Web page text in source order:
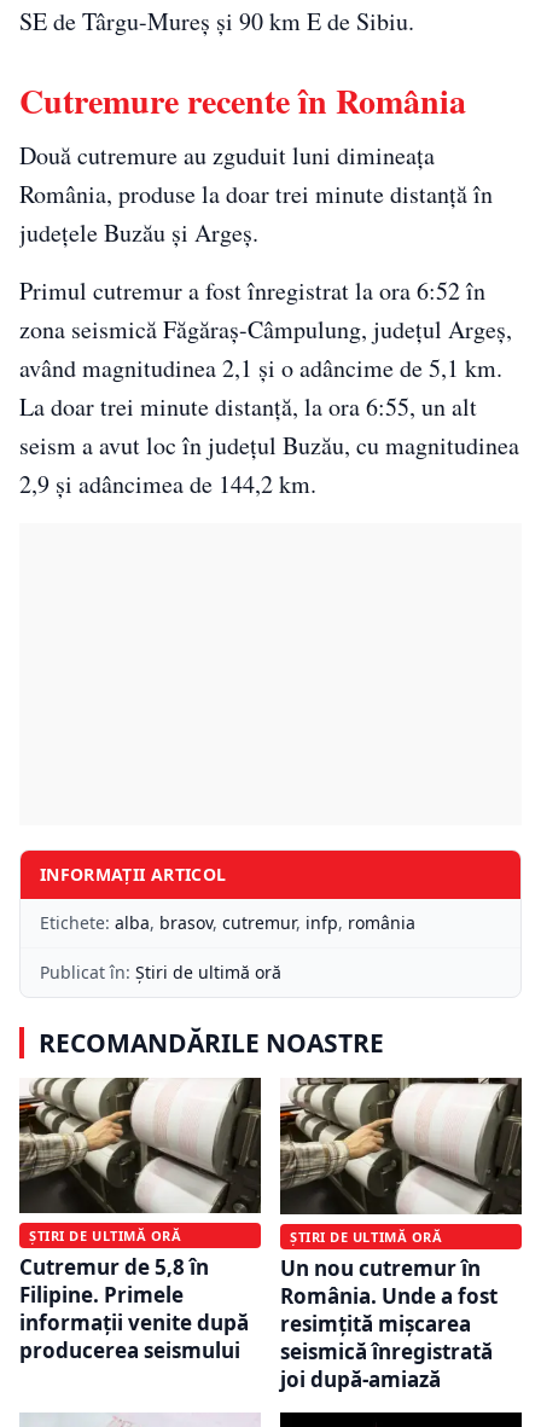
SE de Târgu-Mureș și 90 km E de Sibiu.
Cutremure recente în România
Două cutremure au zguduit luni dimineața
România, produse la doar trei minute distanță în
județele Buzău și Argeș.
Primul cutremur a fost înregistrat la ora 6:52 în
zona seismică Făgăraș-Câmpulung, județul Argeș,
având magnitudinea 2,1 și o adâncime de 5,1 km.
La doar trei minute distanță, la ora 6:55, un alt
seism a avut loc în județul Buzău, cu magnitudinea
2,9 și adâncimea de 144,2 km.
INFORMAȚII ARTICOL
Etichete: alba, brasov, cutremur, infp, românia
Publicat în: Știri de ultimă oră
RECOMANDĂRILE NOASTRE
ȘTIRI DE ULTIMĂ ORĂ
Cutremur de 5,8 în
Filipine. Primele
informații venite după
producerea seismului
ȘTIRI DE ULTIMĂ ORĂ
Un nou cutremur în
România. Unde a fost
resimțită mișcarea
seismică înregistrată
joi după-amiază